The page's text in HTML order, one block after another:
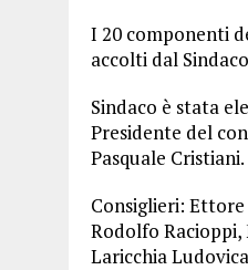
I 20 componenti
accolti dal
Sindaco è stata
Presidente del
Pasquale Cristiani.
Consiglieri: Ettore
Rodolfo
Laricchia